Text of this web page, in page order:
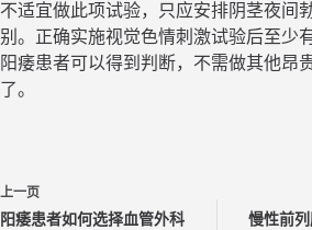
不适宜做此项试验，只应安排阴茎夜间
别。正确实施视觉色情刺激试验后至少
阳痿患者可以得到判断，不需做其他昂
了。
上一页
阳痿患者如何选择血管外科
慢性前